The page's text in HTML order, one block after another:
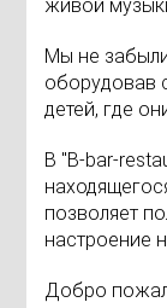
живой
Мы не
оборудовав
детей, где
В "B-bar-
позволяет
настроение
Добро